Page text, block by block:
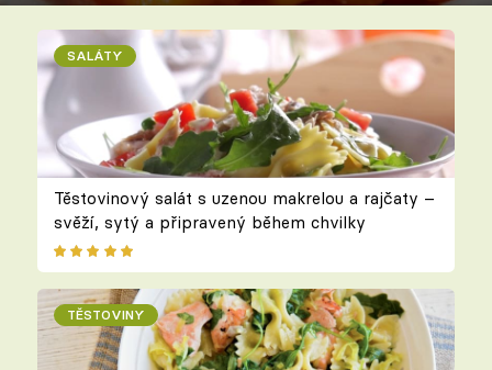
SALÁTY
Těstovinový salát s uzenou makrelou a rajčaty –
svěží, sytý a připravený během chvilky
TĚSTOVINY